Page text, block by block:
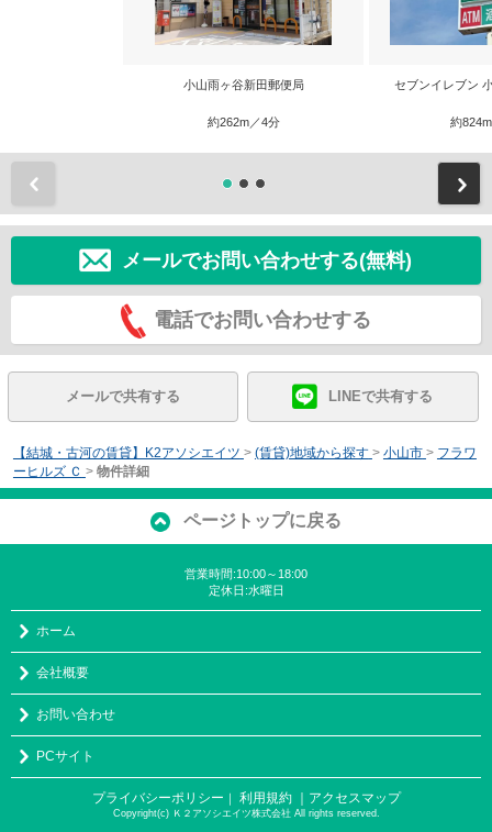
小山雨ヶ谷新田郵便局
約262m／4分
セブンイレブン
約
メールでお問い合わせする(無料)
電話でお問い合わせする
メールで共有する LINEで共有する
【結城・古河の賃貸】K2アソシエイツ > (賃貸)地域から探す > 小山市 > フラワ
ーヒルズ Ｃ > 物件詳細
ページトップに戻る
営業時間:10:00～18:00
定休日:水曜日
ホーム
会社概要
お問い合わせ
PCサイト
プライバシーポリシー ｜ 利用規約 ｜アクセスマップ
Copyright(c) Ｋ２アソシエイツ株式会社 All rights reserved.